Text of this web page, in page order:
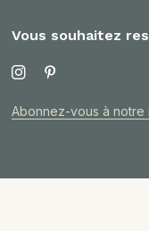
Vous souhaitez
Abonnez-vous à notre